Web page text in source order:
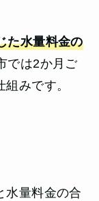
た水量料金の
では2か月ご
みです。
水量料金の合